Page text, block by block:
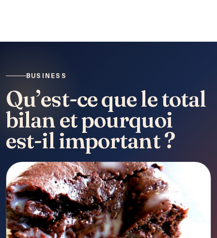
BUSINESS
Qu’est-ce que le total
bilan et pourquoi
est-il important ?